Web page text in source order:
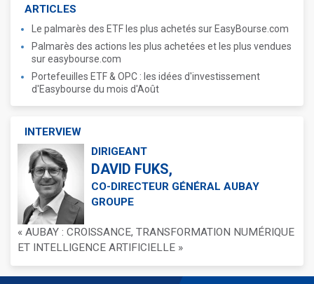
ARTICLES
Le palmarès des ETF les plus achetés sur EasyBourse.com
Palmarès des actions les plus achetées et les plus vendues
sur easybourse.com
Portefeuilles ETF & OPC : les idées d'investissement
d'Easybourse du mois d'Août
INTERVIEW
DIRIGEANT
DAVID FUKS,
CO-DIRECTEUR GÉNÉRAL AUBAY
GROUPE
« AUBAY : CROISSANCE, TRANSFORMATION NUMÉRIQUE
ET INTELLIGENCE ARTIFICIELLE »